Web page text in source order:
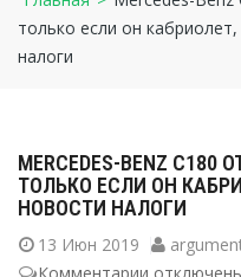
только если он
налоги
MERCEDES-BENZ
ТОЛЬКО ЕСЛИ ОН
НОВОСТИ НАЛОГИ
13 Июн 2019